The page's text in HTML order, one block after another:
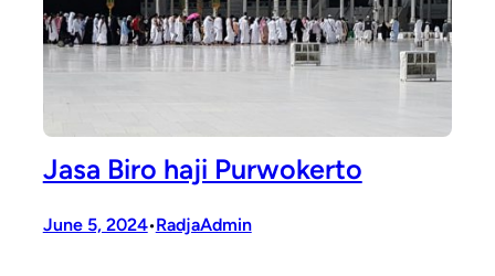
Jasa Biro haji Purwokerto
June 5, 2024•RadjaAdmin